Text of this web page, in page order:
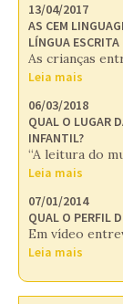
13/04/2017
AS CEM
LÍNGUA ESCRITA
As crianças
Leia mais
06/03/2018
QUAL O LUGAR
INFANTIL?
“A leitura do
Leia mais
07/01/2014
QUAL O PERFIL
Em vídeo
Leia mais